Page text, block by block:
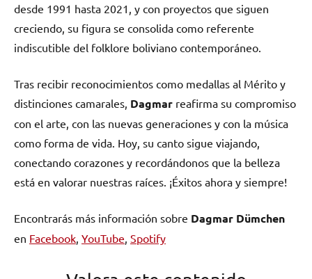
desde 1991 hasta 2021, y con proyectos que siguen
creciendo, su figura se consolida como referente
indiscutible del folklore boliviano contemporáneo.
Tras recibir reconocimientos como medallas al Mérito y
distinciones camarales, Dagmar reafirma su compromiso
con el arte, con las nuevas generaciones y con la música
como forma de vida. Hoy, su canto sigue viajando,
conectando corazones y recordándonos que la belleza
está en valorar nuestras raíces. ¡Éxitos ahora y siempre!
Encontrarás más información sobre Dagmar Dümchen
en Facebook YouTube Spotify